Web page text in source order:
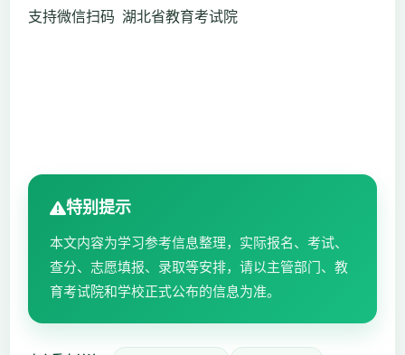
支持微信扫码 湖北省教育考试院
特别提示
本文内容为学习参考信息整理，实际报名、考试、
查分、志愿填报、录取等安排，请以主管部门、教
育考试院和学校正式公布的信息为准。